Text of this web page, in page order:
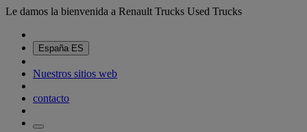
Le damos la bienvenida a Renault Trucks Used Trucks
España ES
Nuestros sitios web
contacto